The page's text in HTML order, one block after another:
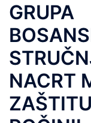
GRUPA
NACRT